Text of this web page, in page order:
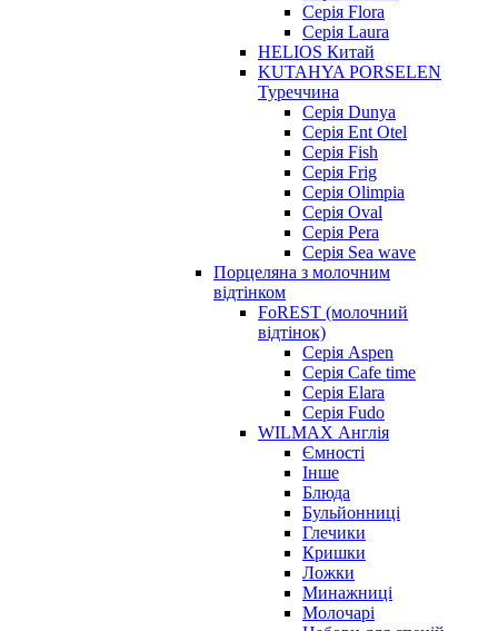
Серія Flora
Серія Laura
HELIOS Китай
KUTAHYA PORSELEN
Туреччина
Серія Dunya
Серія Ent Otel
Серія Fish
Серія Frig
Серія Olimpia
Серія Oval
Серія Pera
Серія Sea wave
Порцеляна з молочним
відтінком
FoREST (молочний
відтінок)
Серія Aspen
Серія Cafe time
Серія Elara
Серія Fudo
WILMAX Англія
Ємності
Інше
Блюда
Бульйонниці
Глечики
Кришки
Ложки
Минажниці
Молочарі